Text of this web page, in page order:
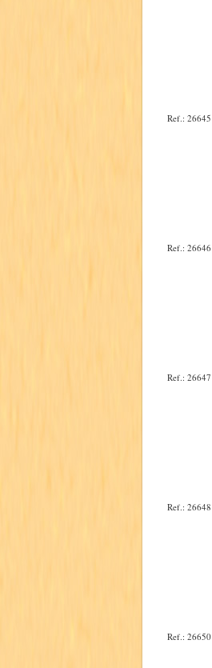
Ref.: 26645
Ref.: 26646
Ref.: 26647
Ref.: 26648
Ref.: 26650